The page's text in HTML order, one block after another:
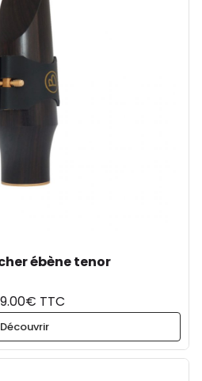
ébène tenor
TTC
Découvrir